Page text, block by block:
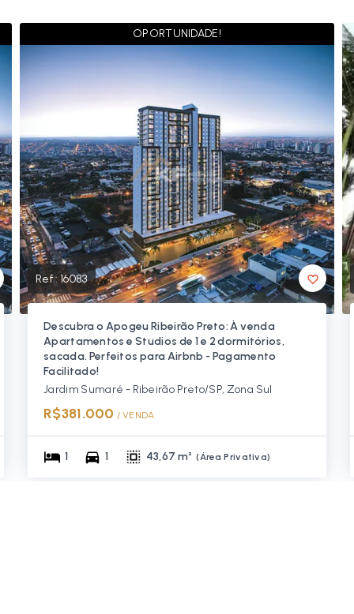
OPORTUNIDADE!
Ref.: 16083
Descubra o Apogeu Ribeirão Preto: À venda
Apartamentos e Studios de 1 e 2 dormitórios,
sacada. Perfeitos para Airbnb - Pagamento
Facilitado!
Jardim Sumaré - Ribeirão Preto/SP, Zona Sul
R$381.000 / VENDA
1 1 43,67 m² (Área Privativa)